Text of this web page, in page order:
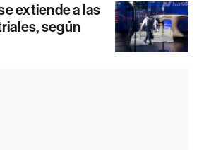
extiende a las
según